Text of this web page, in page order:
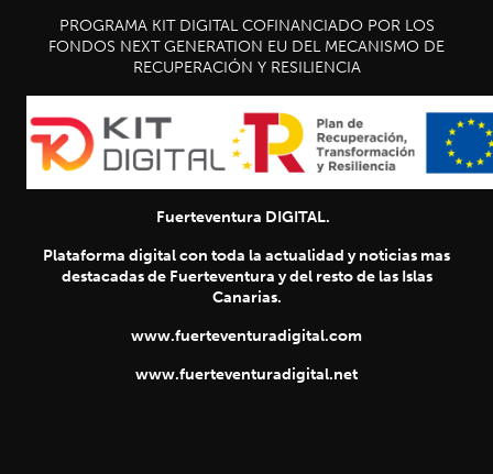
PROGRAMA KIT DIGITAL COFINANCIADO POR LOS
FONDOS NEXT GENERATION EU DEL MECANISMO DE
RECUPERACIÓN Y RESILIENCIA
Fuerteventura DIGITAL.
Plataforma digital con toda la actualidad y noticias mas
destacadas de Fuerteventura y del resto de las Islas
Canarias.
www.fuerteventuradigital.com
www.fuerteventuradigital.net